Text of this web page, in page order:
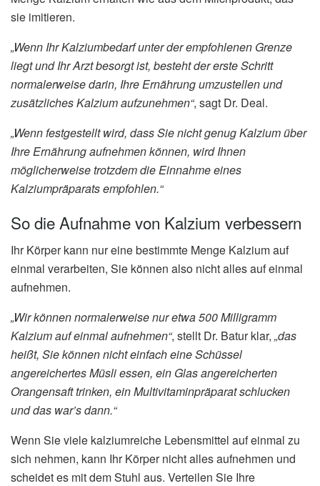
sie imitieren.
„Wenn Ihr Kalziumbedarf unter der empfohlenen Grenze
liegt und Ihr Arzt besorgt ist, besteht der erste Schritt
normalerweise darin, Ihre Ernährung umzustellen und
zusätzliches Kalzium aufzunehmen“, sagt Dr. Deal.
„Wenn festgestellt wird, dass Sie nicht genug Kalzium über
Ihre Ernährung aufnehmen können, wird Ihnen
möglicherweise trotzdem die Einnahme eines
Kalziumpräparats empfohlen.“
So die Aufnahme von Kalzium verbessern
Ihr Körper kann nur eine bestimmte Menge Kalzium auf
einmal verarbeiten, Sie können also nicht alles auf einmal
aufnehmen.
„Wir können normalerweise nur etwa 500 Milligramm
Kalzium auf einmal aufnehmen“, stellt Dr. Batur klar, „das
heißt, Sie können nicht einfach eine Schüssel
angereichertes Müsli essen, ein Glas angereicherten
Orangensaft trinken, ein Multivitaminpräparat schlucken
und das war’s dann.“
Wenn Sie viele kalziumreiche Lebensmittel auf einmal zu
sich nehmen, kann Ihr Körper nicht alles aufnehmen und
scheidet es mit dem Stuhl aus. Verteilen Sie Ihre